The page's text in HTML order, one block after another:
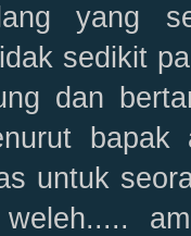
yang
sedikit
dan
untuk